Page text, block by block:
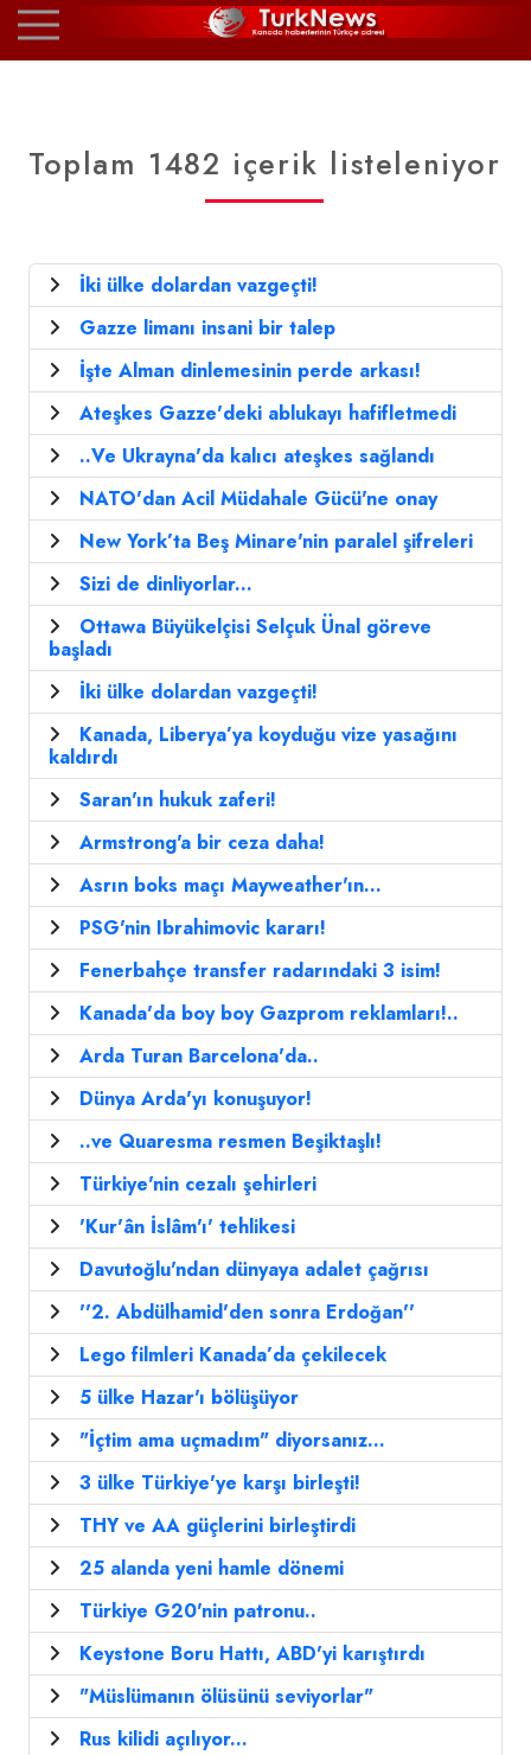
Toplam 1482 içerik listeleniyor
İki ülke dolardan vazgeçti!
Gazze limanı insani bir talep
İşte Alman dinlemesinin perde arkası!
Ateşkes Gazze'deki ablukayı hafifletmedi
..Ve Ukrayna'da kalıcı ateşkes sağlandı
NATO'dan Acil Müdahale Gücü'ne onay
New York’ta Beş Minare'nin paralel şifreleri
Sizi de dinliyorlar...
Ottawa Büyükelçisi Selçuk Ünal göreve
başladı
İki ülke dolardan vazgeçti!
Kanada, Liberya’ya koyduğu vize yasağını
kaldırdı
Saran'ın hukuk zaferi!
Armstrong'a bir ceza daha!
Asrın boks maçı Mayweather'ın...
PSG'nin Ibrahimovic kararı!
Fenerbahçe transfer radarındaki 3 isim!
Kanada'da boy boy Gazprom reklamları!..
Arda Turan Barcelona'da..
Dünya Arda'yı konuşuyor!
..ve Quaresma resmen Beşiktaşlı!
Türkiye'nin cezalı şehirleri
'Kur'ân İslâm'ı' tehlikesi
Davutoğlu'ndan dünyaya adalet çağrısı
''2. Abdülhamid'den sonra Erdoğan''
Lego filmleri Kanada’da çekilecek
5 ülke Hazar'ı bölüşüyor
"İçtim ama uçmadım" diyorsanız...
3 ülke Türkiye'ye karşı birleşti!
THY ve AA güçlerini birleştirdi
25 alanda yeni hamle dönemi
Türkiye G20'nin patronu..
Keystone Boru Hattı, ABD'yi karıştırdı
"Müslümanın ölüsünü seviyorlar"
Rus kilidi açılıyor...